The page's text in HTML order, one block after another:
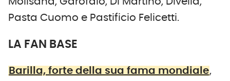
Pasta Cuomo e Pastificio Felicetti.
LA FAN BASE
Barilla, forte della sua fama mondiale,